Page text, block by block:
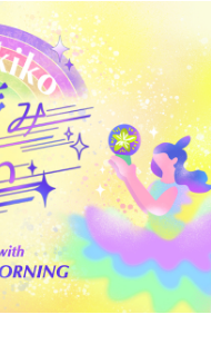
でありながら時代を超
のようなアーティスト
楽も気に入っていただ
（テ・ヒジョウ / 緑
ませんが、この曲は虚
のではなく、その気持
いるのは、間違いなく
ドネシアで初のパフ
！アナウンスを聞いた
奮でした！
ルタ最大級のイベント
のステージを使ってパ
間違いなく素晴らしい
せん！
ネシアが独立記念日を
見直してみるといいか
を見つけてみると良さ
リセットしてみるとい
をして、気持ちを軽く